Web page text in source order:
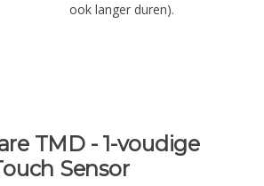
ook langer duren).
TMD - 1-voudige
Sensor